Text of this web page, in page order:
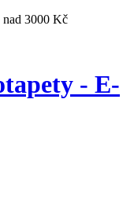
nad 3000 Kč
- E-